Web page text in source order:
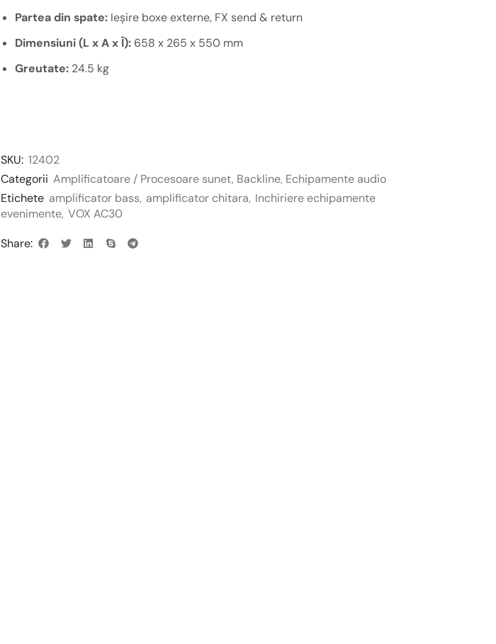
Partea din spate: Ieșire boxe externe, FX send & return
Dimensiuni (L x A x Î): 658 x 265 x 550 mm
Greutate: 24.5 kg
SKU: 12402
Categorii Amplificatoare / Procesoare sunet, Backline, Echipamente audio
Etichete amplificator bass, amplificator chitara, Inchiriere echipamente
evenimente, VOX AC30
Share: